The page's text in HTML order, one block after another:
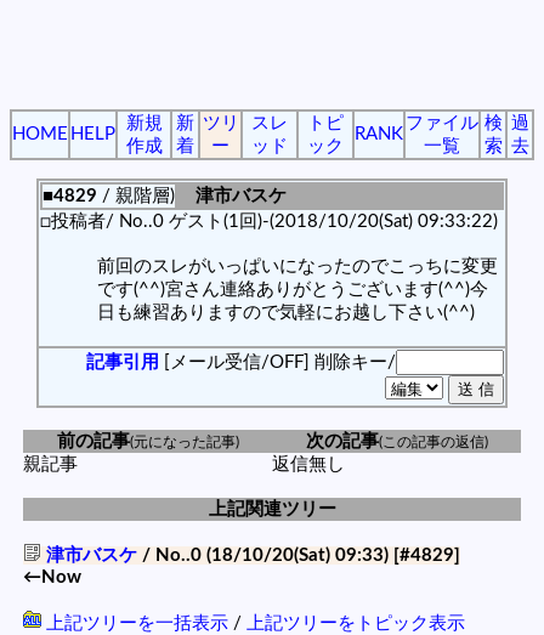
HOME HELP
新規
作成
新
着
ツリ
ー
スレ
ッド
トピ
ック
RANK
ファイル
一覧
検
索
過
去
■4829 / 親階層)
津市バスケ
□投稿者/ No..0 ゲスト(1回)-(2018/10/20(Sat) 09:33:22)
前回のスレがいっぱいになったのでこっちに変更
です(^^)宮さん連絡ありがとうございます(^^)今
日も練習ありますので気軽にお越し下さい(^^)
記事引用 [メール受信/OFF] 削除キー/
前の記事(元になった記事) 次の記事(この記事の返信)
親記事 返信無し
上記関連ツリー
津市バスケ / No..0 (18/10/20(Sat) 09:33) [#4829]
←Now
上記ツリーを一括表示 / 上記ツリーをトピック表示